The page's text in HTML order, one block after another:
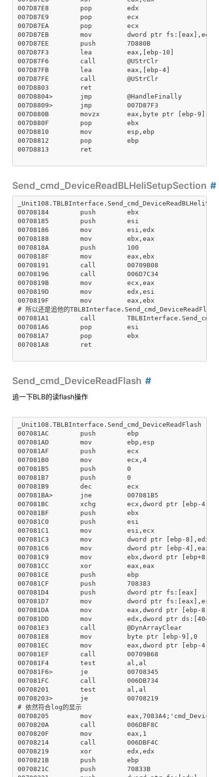
Send_cmd_DeviceReadBLHeliSetupSection
00708184        push        ebx
00708185        push        esi
00708186        mov         esi,edx
00708188        mov         ebx,eax
0070818A        push        100
0070818F        mov         eax,ebx
00708191        call        00709B08
00708196        call        006D7C34
0070819B        mov         ecx,eax
0070819D        mov         edx,esi
0070819F        mov         eax,ebx
# 所以还是追他的TBLBInterface.Send_cmd_DeviceReadFlash
007081A1        call
007081A6        pop         esi
007081A7        pop         ebx
007081A8        ret
Send_cmd_DeviceReadFlash
追一下BLB的读flash操作
_Unit108.TBLBInterface.Send_cmd_DeviceReadFlash
007081AC        push        ebp
007081AD        mov         ebp,esp
007081AF        push        ecx
007081B0        mov         ecx,4
007081B5        push        0
007081B7        push        0
007081B9        dec         ecx
007081BA>       jne         007081B5
007081BC        xchg        ecx,dword ptr [ebp-4]
007081BF        push        ebx
007081C0        push        esi
007081C1        mov         esi,ecx
007081C3        mov         dword ptr [ebp-8],edx
007081C6        mov         dword ptr [ebp-4],eax
007081C9        mov         ebx,dword ptr [ebp+8]
007081CC        xor         eax,eax
007081CE        push        ebp
007081CF        push        708383
007081D4        push        dword ptr fs:[eax]
007081D7        mov         dword ptr fs:[eax],esp
007081DA        mov         eax,dword ptr [ebp-8]
007081DD        mov         edx,dword ptr
007081E3        call        @DynArrayClear
007081E8        mov         byte ptr [ebp-9],0
007081EC        mov         eax,dword ptr [ebp-4]
007081EF        call        00709B68
007081F4        test        al,al
007081F6>       je          00708345
007081FC        call        006DB734
00708201        test        al,al
00708203>       je          00708219
# 依然符合log的显示
00708205        mov
0070820A        call        006DBF8C
0070820F        mov         eax,1
00708214        call        006DBF4C
00708219        xor         edx,edx
0070821B        push        ebp
0070821C        push        70833B